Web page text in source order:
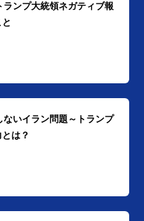
ンプ大統領ネガティブ報
いイラン問題～トランプ
は？